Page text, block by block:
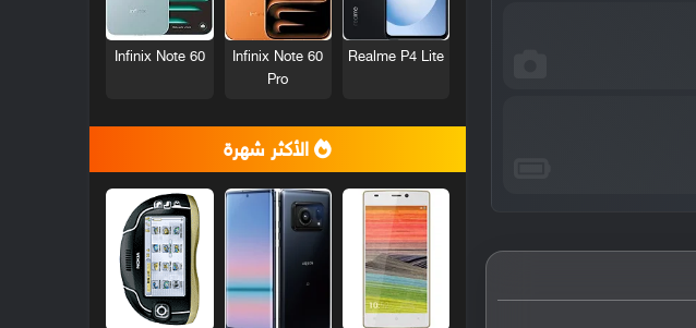
Realme P4 Lite
Infinix Note 60
Pro
Infinix Note 60
الأكثر شهرة